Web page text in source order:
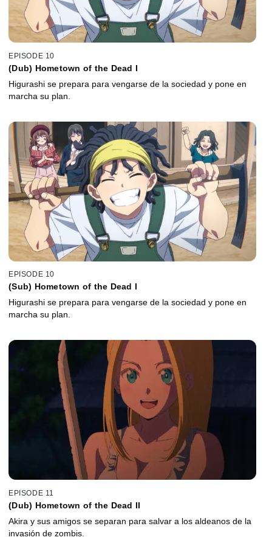
EPISODE 10
(Dub) Hometown of the Dead I
Higurashi se prepara para vengarse de la sociedad y pone en
marcha su plan.
EPISODE 10
(Sub) Hometown of the Dead I
Higurashi se prepara para vengarse de la sociedad y pone en
marcha su plan.
EPISODE 11
(Dub) Hometown of the Dead II
Akira y sus amigos se separan para salvar a los aldeanos de la
invasión de zombis.